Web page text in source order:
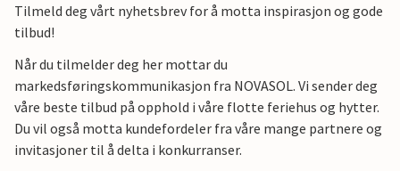
Tilmeld deg vårt nyhetsbrev for å motta inspirasjon og gode
tilbud!
Når du tilmelder deg her mottar du
markedsføringskommunikasjon fra NOVASOL. Vi sender deg
våre beste tilbud på opphold i våre flotte feriehus og hytter.
Du vil også motta kundefordeler fra våre mange partnere og
invitasjoner til å delta i konkurranser.